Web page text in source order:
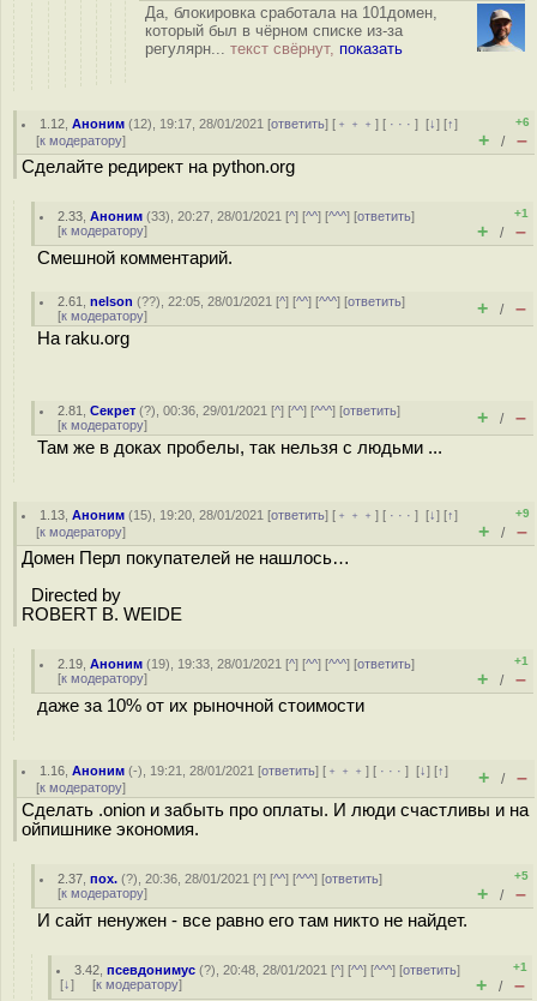
Да, блокировка сработала на 101домен,
который был в чёрном списке из-за
регулярн... текст свёрнут, показать
1.12 ,Аноним (12), 19:17, 28/01/2021 [ответить] [ ﹢﹢﹢] [ · · ·][↓] [↑]
[к модератору]
+6
+ / –
Сделайте редирект на python.org
2.33 ,Аноним (33), 20:27, 28/01/2021 [^] [^^] [^^^] [ответить]
[к модератору]
+1
+ / –
Смешной комментарий.
2.61 ,nelson (??), 22:05, 28/01/2021 [^] [^^] [^^^] [ответить]
[к модератору] + / –
На raku.org
2.81 ,Секрет (?), 00:36, 29/01/2021 [^] [^^] [^^^] [ответить]
[к модератору] + / –
Там же в доках пробелы, так нельзя с людьми ...
1.13 ,Аноним (15), 19:20, 28/01/2021 [ответить] [ ﹢﹢﹢] [ · · ·][↓] [↑]
[к модератору]
+9
+ / –
Домен Перл покупателей не нашлось…
Directed by
ROBERT B. WEIDE
2.19 ,Аноним (19), 19:33, 28/01/2021 [^] [^^] [^^^] [ответить]
[к модератору]
+1
+ / –
даже за 10% от их рыночной стоимости
1.16 ,Аноним (-), 19:21, 28/01/2021 [ответить] [ ﹢﹢﹢] [ · · ·][↓] [↑]
[к модератору] + / –
Сделать .onion и забыть про оплаты. И люди счастливы и на
ойпишнике экономия.
2.37 ,пох. (?), 20:36, 28/01/2021 [^] [^^] [^^^] [ответить]
[к модератору]
+5
+ / –
И сайт ненужен - все равно его там никто не найдет.
3.42 ,псевдонимус (?), 20:48, 28/01/2021 [^] [^^] [^^^] [ответить]
[↓] [к модератору]
+1
+ / –